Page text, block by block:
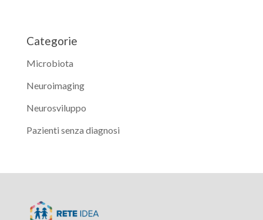
Categorie
Microbiota
Neuroimaging
Neurosviluppo
Pazienti senza diagnosi